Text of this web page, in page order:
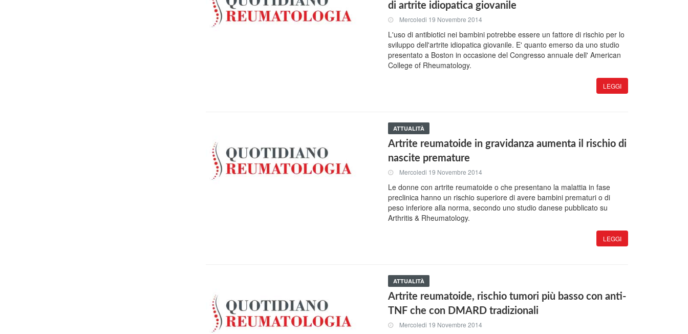
di artrite idiopatica giovanile
Mercoledi 19 Novembre 2014
L'uso di antibiotici nei bambini potrebbe essere un fattore di rischio per lo
sviluppo dell'artrite idiopatica giovanile. E' quanto emerso da uno studio
presentato a Boston in occasione del Congresso annuale dell' American
College of Rheumatology.
LEGGI
ATTUALITÀ
Artrite reumatoide in gravidanza aumenta il rischio di
nascite premature
Mercoledi 19 Novembre 2014
Le donne con artrite reumatoide o che presentano la malattia in fase
preclinica hanno un rischio superiore di avere bambini prematuri o di
peso inferiore alla norma, secondo uno studio danese pubblicato su
Arthritis & Rheumatology.
LEGGI
ATTUALITÀ
Artrite reumatoide, rischio tumori più basso con anti-
TNF che con DMARD tradizionali
Mercoledi 19 Novembre 2014